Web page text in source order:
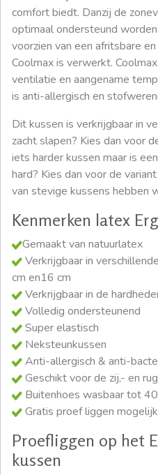
comfort biedt. Danzij de
optimaal ondersteund
voorzien van een afritsbare
Coolmax is verwerkt.
ventilatie en aangename
is anti-allergisch en
Dit kussen is verkrijgbaar in
zacht slapen? Kies dan voor
iets harder kussen maar is
hard? Kies dan voor de
van stevige kussens hebben
Kenmerken latex
Gemaakt van natuurlatex
Verkrijgbaar in
cm en16 cm
Verkrijgbaar in de
Volledig ondersteunend
Super elastisch
Neksteunkussen
Anti-allergisch & anti-
Geschikt voor de zij,- en
Buitenhoes wasbaar tot
Gratis proef liggen mogelijk
Proefliggen op het
kussen